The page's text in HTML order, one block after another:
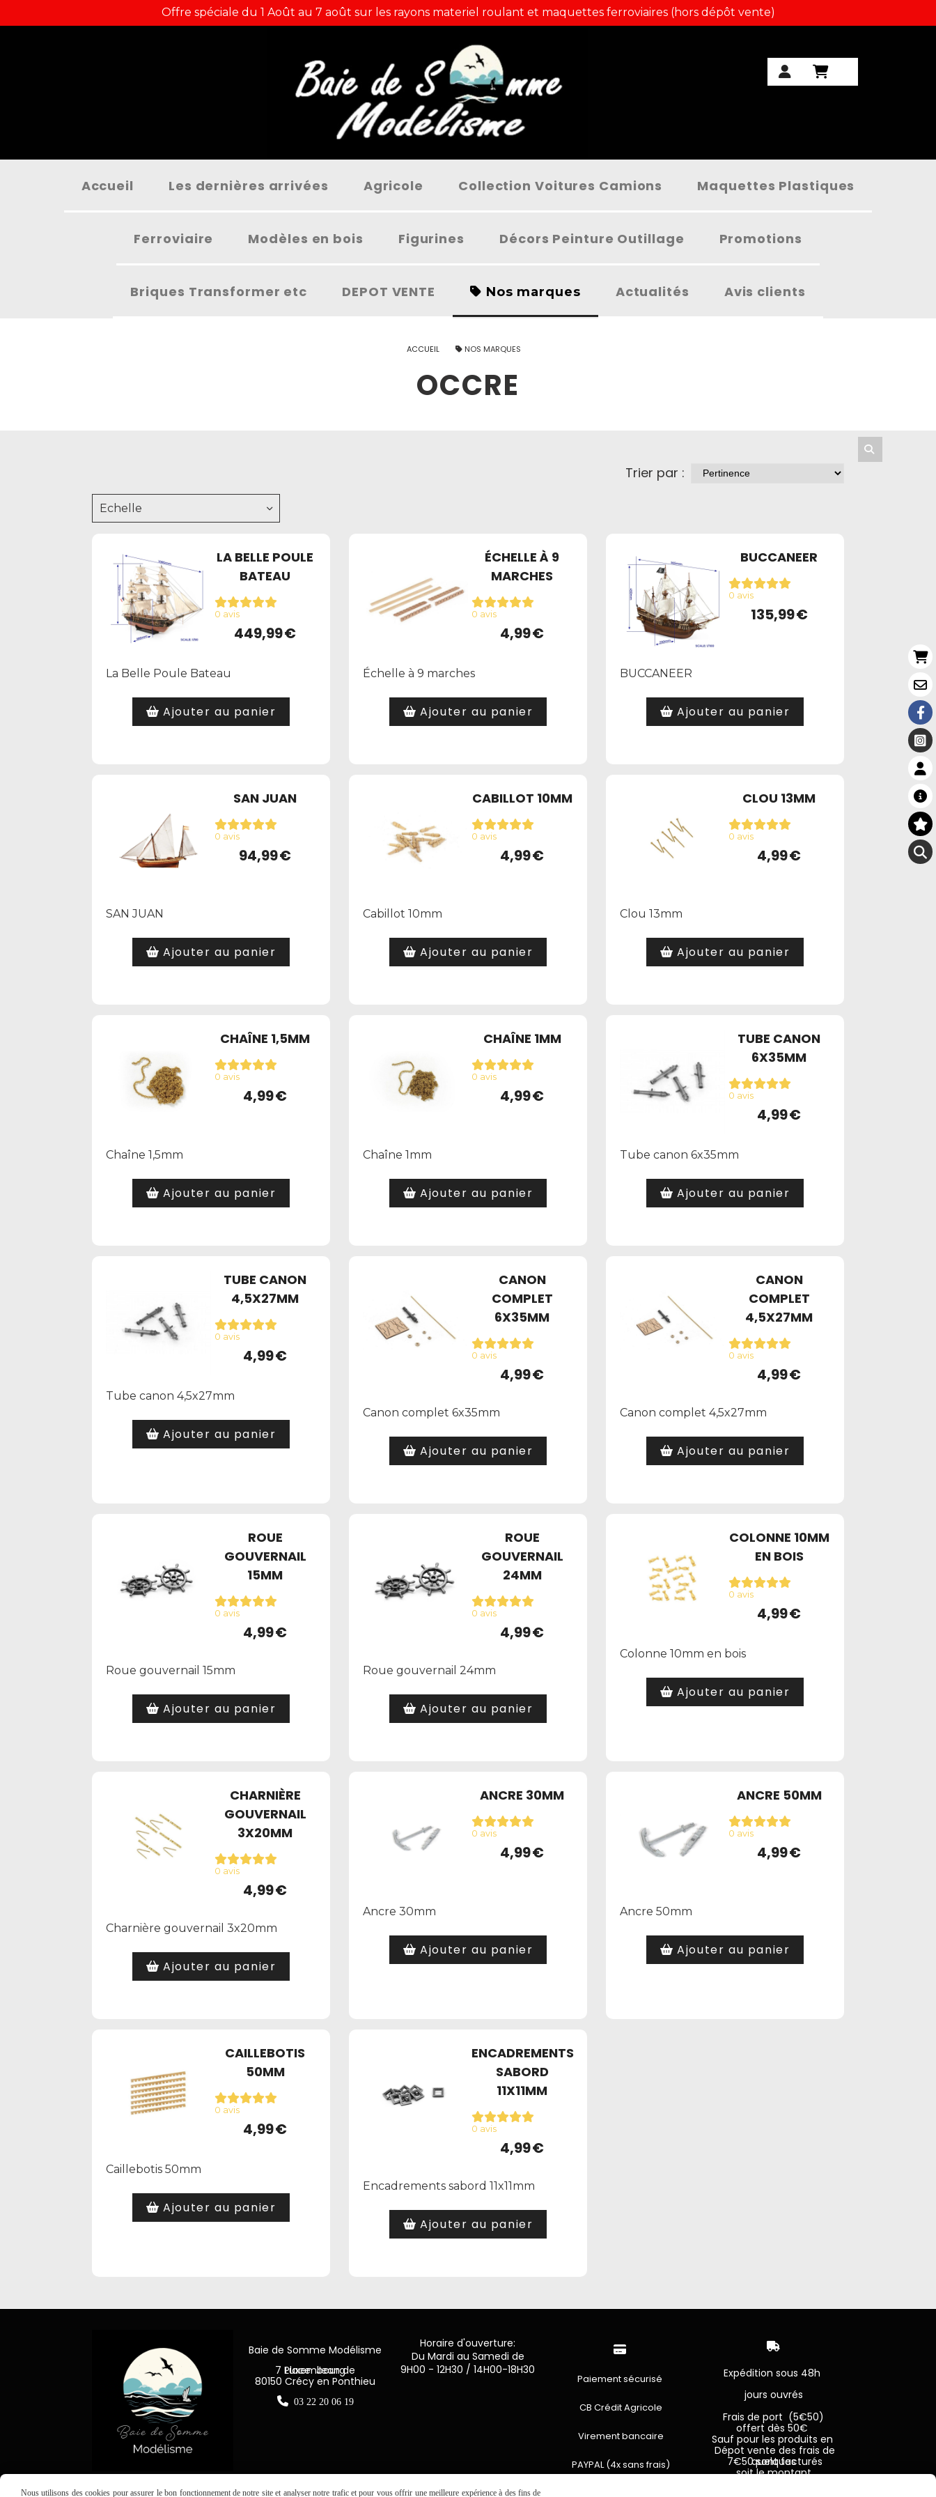
Offre spéciale du 1 Août au 7 août sur les rayons materiel roulant et maquettes ferroviaires (hors dépôt vente)
Accueil Les dernières arrivées Agricole Collection Voitures Camions Maquettes Plastiques
Ferroviaire Modèles en bois Figurines Décors Peinture Outillage Promotions
Briques Transformer etc DEPOT VENTE Nos marques Actualités Avis clients
ACCUEIL NOS MARQUES
OCCRE
Trier par :
Echelle
LA BELLE POULE
BATEAU
0 avis
449,99€
La Belle Poule Bateau
Ajouter au panier
ÉCHELLE À 9
MARCHES
0 avis
4,99€
Échelle à 9 marches
Ajouter au panier
BUCCANEER
0 avis
135,99€
BUCCANEER
Ajouter au panier
SAN JUAN
0 avis
94,99€
SAN JUAN
Ajouter au panier
CABILLOT 10MM
0 avis
4,99€
Cabillot 10mm
Ajouter au panier
CLOU 13MM
0 avis
4,99€
Clou 13mm
Ajouter au panier
CHAÎNE 1,5MM
0 avis
4,99€
Chaîne 1,5mm
Ajouter au panier
CHAÎNE 1MM
0 avis
4,99€
Chaîne 1mm
Ajouter au panier
TUBE CANON
6X35MM
0 avis
4,99€
Tube canon 6x35mm
Ajouter au panier
TUBE CANON
4,5X27MM
0 avis
4,99€
Tube canon 4,5x27mm
Ajouter au panier
CANON
COMPLET
6X35MM
0 avis
4,99€
Canon complet 6x35mm
Ajouter au panier
CANON
COMPLET
4,5X27MM
0 avis
4,99€
Canon complet 4,5x27mm
Ajouter au panier
ROUE
GOUVERNAIL
15MM
0 avis
4,99€
Roue gouvernail 15mm
Ajouter au panier
ROUE
GOUVERNAIL
24MM
0 avis
4,99€
Roue gouvernail 24mm
Ajouter au panier
COLONNE 10MM
EN BOIS
0 avis
4,99€
Colonne 10mm en bois
Ajouter au panier
CHARNIÈRE
GOUVERNAIL
3X20MM
0 avis
4,99€
Charnière gouvernail 3x20mm
Ajouter au panier
ANCRE 30MM
0 avis
4,99€
Ancre 30mm
Ajouter au panier
ANCRE 50MM
0 avis
4,99€
Ancre 50mm
Ajouter au panier
CAILLEBOTIS
50MM
0 avis
4,99€
Caillebotis 50mm
Ajouter au panier
ENCADREMENTS
SABORD
11X11MM
0 avis
4,99€
Encadrements sabord 11x11mm
Ajouter au panier
Baie de Somme Modélisme
7 Place Jean de Luxembourg
80150 Crécy en Ponthieu
 03 22 20 06 19
Horaire d'ouverture:
Du Mardi au Samedi de
9H00 - 12H30 / 14H00-18H30

Paiement sécurisé
CB Crédit Agricole
Virement bancaire
PAYPAL (4x sans frais)

Expédition sous 48h
jours ouvrés
Frais de port (5€50)
offert dès 50€
Sauf pour les produits en
Dépot vente des frais de
7€50 sont facturés quelques
soit le montant.
Nous utilisons des cookies pour assurer le bon fonctionnement de notre site et analyser notre trafic et pour vous offrir une meilleure expérience à des fins de